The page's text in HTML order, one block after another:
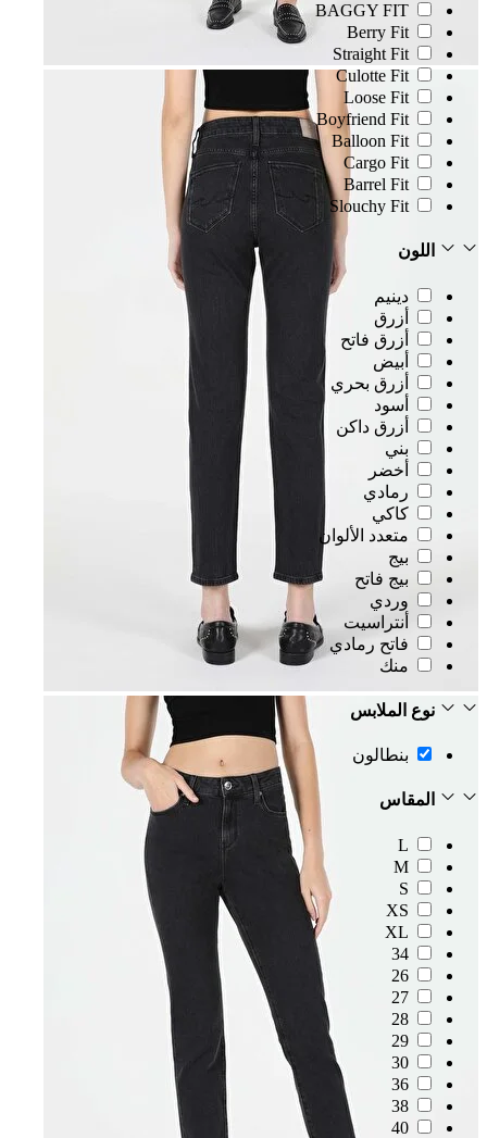
BAGGY FIT
Berry Fit
Straight Fit
Culotte Fit
Loose Fit
Boyfriend Fit
Balloon Fit
Cargo Fit
Barrel Fit
Slouchy Fit
اللون
دينيم
أزرق
أزرق فاتح
أبيض
أزرق بحري
أسود
أزرق داكن
بني
أخضر
رمادي
كاكي
متعدد الألوان
بيج
بيج فاتح
وردي
أنتراسيت
فاتح رمادي
منك
نوع الملابس
بنطالون
المقاس
L
M
S
XS
XL
34
26
27
28
29
30
36
38
40